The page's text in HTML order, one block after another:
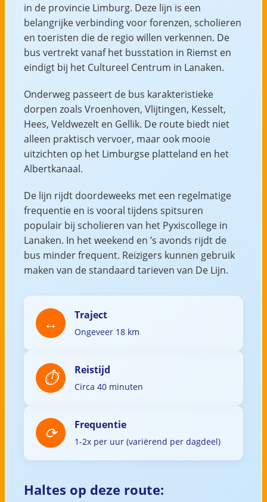
in de provincie Limburg. Deze lijn is een
belangrijke verbinding voor forenzen, scholieren
en toeristen die de regio willen verkennen. De
bus vertrekt vanaf het busstation in Riemst en
eindigt bij het Cultureel Centrum in Lanaken.
Onderweg passeert de bus karakteristieke
dorpen zoals Vroenhoven, Vlijtingen, Kesselt,
Hees, Veldwezelt en Gellik. De route biedt niet
alleen praktisch vervoer, maar ook mooie
uitzichten op het Limburgse platteland en het
Albertkanaal.
De lijn rijdt doordeweeks met een regelmatige
frequentie en is vooral tijdens spitsuren
populair bij scholieren van het Pyxiscollege in
Lanaken. In het weekend en ’s avonds rijdt de
bus minder frequent. Reizigers kunnen gebruik
maken van de standaard tarieven van De Lijn.
Traject
Ongeveer 18 km
Reistijd
Circa 40 minuten
Frequentie
1-2x per uur (variërend per dagdeel)
Haltes op deze route: